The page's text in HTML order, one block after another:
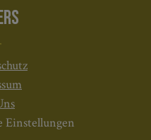
Einstellungen